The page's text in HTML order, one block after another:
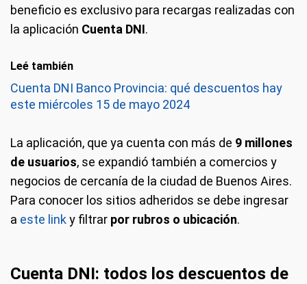
beneficio es exclusivo para recargas realizadas con
la aplicación Cuenta DNI.
Leé también
Cuenta DNI Banco Provincia: qué descuentos hay
este miércoles 15 de mayo 2024
La aplicación, que ya cuenta con más de 9 millones
de usuarios, se expandió también a comercios y
negocios de cercanía de la ciudad de Buenos Aires.
Para conocer los sitios adheridos se debe ingresar
a este linky filtrar por rubros o ubicación.
Cuenta DNI: todos los descuentos de